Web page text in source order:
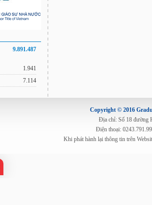
9.891.487
1.941
7.114
Copyright © 2016
Địa chỉ: Số 18 đường
Điện thoại:
Khi phát hành lại thông tin trên